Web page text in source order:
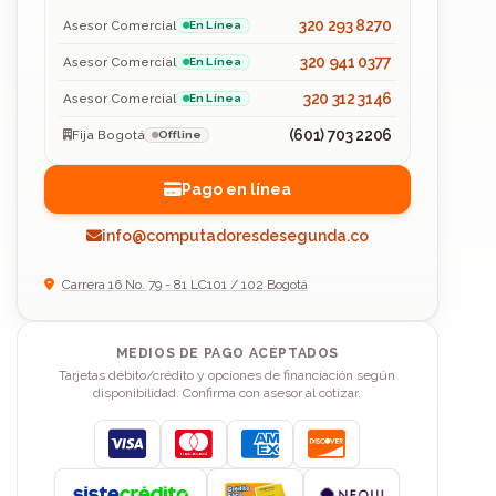
Asesor Comercial En Línea 320 293 8270
Asesor Comercial En Línea 320 941 0377
Asesor Comercial En Línea 320 312 3146
Fija Bogotá Offline (601) 703 2206
Pago en línea
info@computadoresdesegunda.co
Carrera 16 No. 79 - 81 LC101 / 102 Bogotá
MEDIOS DE PAGO ACEPTADOS
Tarjetas débito/crédito y opciones de financiación según
disponibilidad. Confirma con asesor al cotizar.
Visa MastercardAmerican Express
Discover